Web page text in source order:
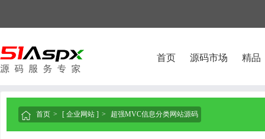
首页 源码市场 精品
 首页 [ 企业网站 ] 超强MVC信息分类网站源码